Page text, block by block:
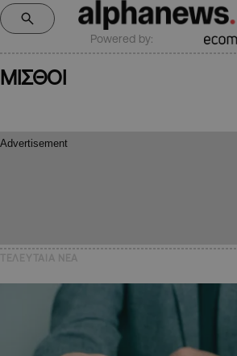
Powered by:
ΜΙΣΘΟΙ